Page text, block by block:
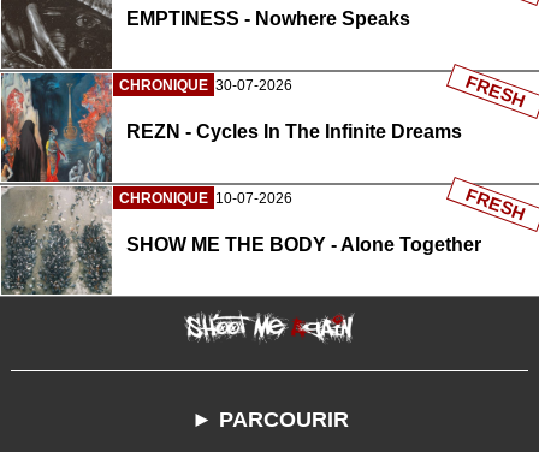
EMPTINESS - Nowhere Speaks
CHRONIQUE 30-07-2026
REZN - Cycles In The Infinite Dreams
FRESH
CHRONIQUE 10-07-2026
SHOW ME THE BODY - Alone Together
FRESH
► PARCOURIR